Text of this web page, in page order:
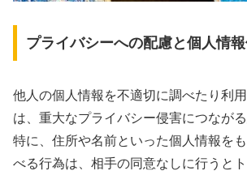
プライバシーへの配慮と個人情
他人の個人情報を不適切に調べたり利
は、重大なプライバシー侵害につながる
特に、住所や名前といった個人情報を
べる行為は、相手の同意なしに行うと